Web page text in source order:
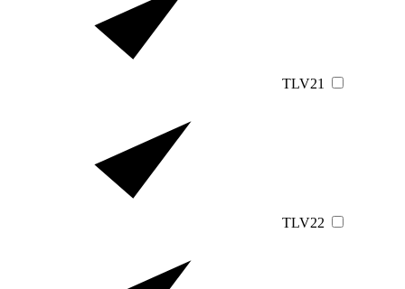
TLV21
TLV22